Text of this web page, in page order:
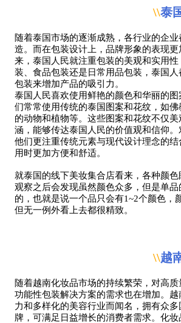
\\泰
随着泰国市场的逐渐成熟，各行业的企
造。而在包装设计上，品牌形象的表现更
来，泰国人民就注重包装的美观和实用
装、食品包装还是日常用品包装，泰国
包装来增加产品的吸引力。
泰国人民喜欢使用鲜艳的颜色和华丽的
们常常使用传统的泰国图案和花纹，如
的动物和植物等。这些图案和花纹不仅
涵，能够传达泰国人民的价值观和信仰。
他们更注重传统元素与现代设计理念的
用时更加方便和舒适。
就泰国的线下美妆集合店看来，各种颜色
观察之后会发现虽然颜色众多，但是单
的，也就是说一个品只会有1~2个颜色，
但无一例外看上去都很精致。
\\越
随着越南化妆品市场的持续繁荣，对高
功能性包装解决方案的需求也在增加。
力和多样化的美容行业而闻名，拥有众
牌，可满足日益增长的消费者需求。化